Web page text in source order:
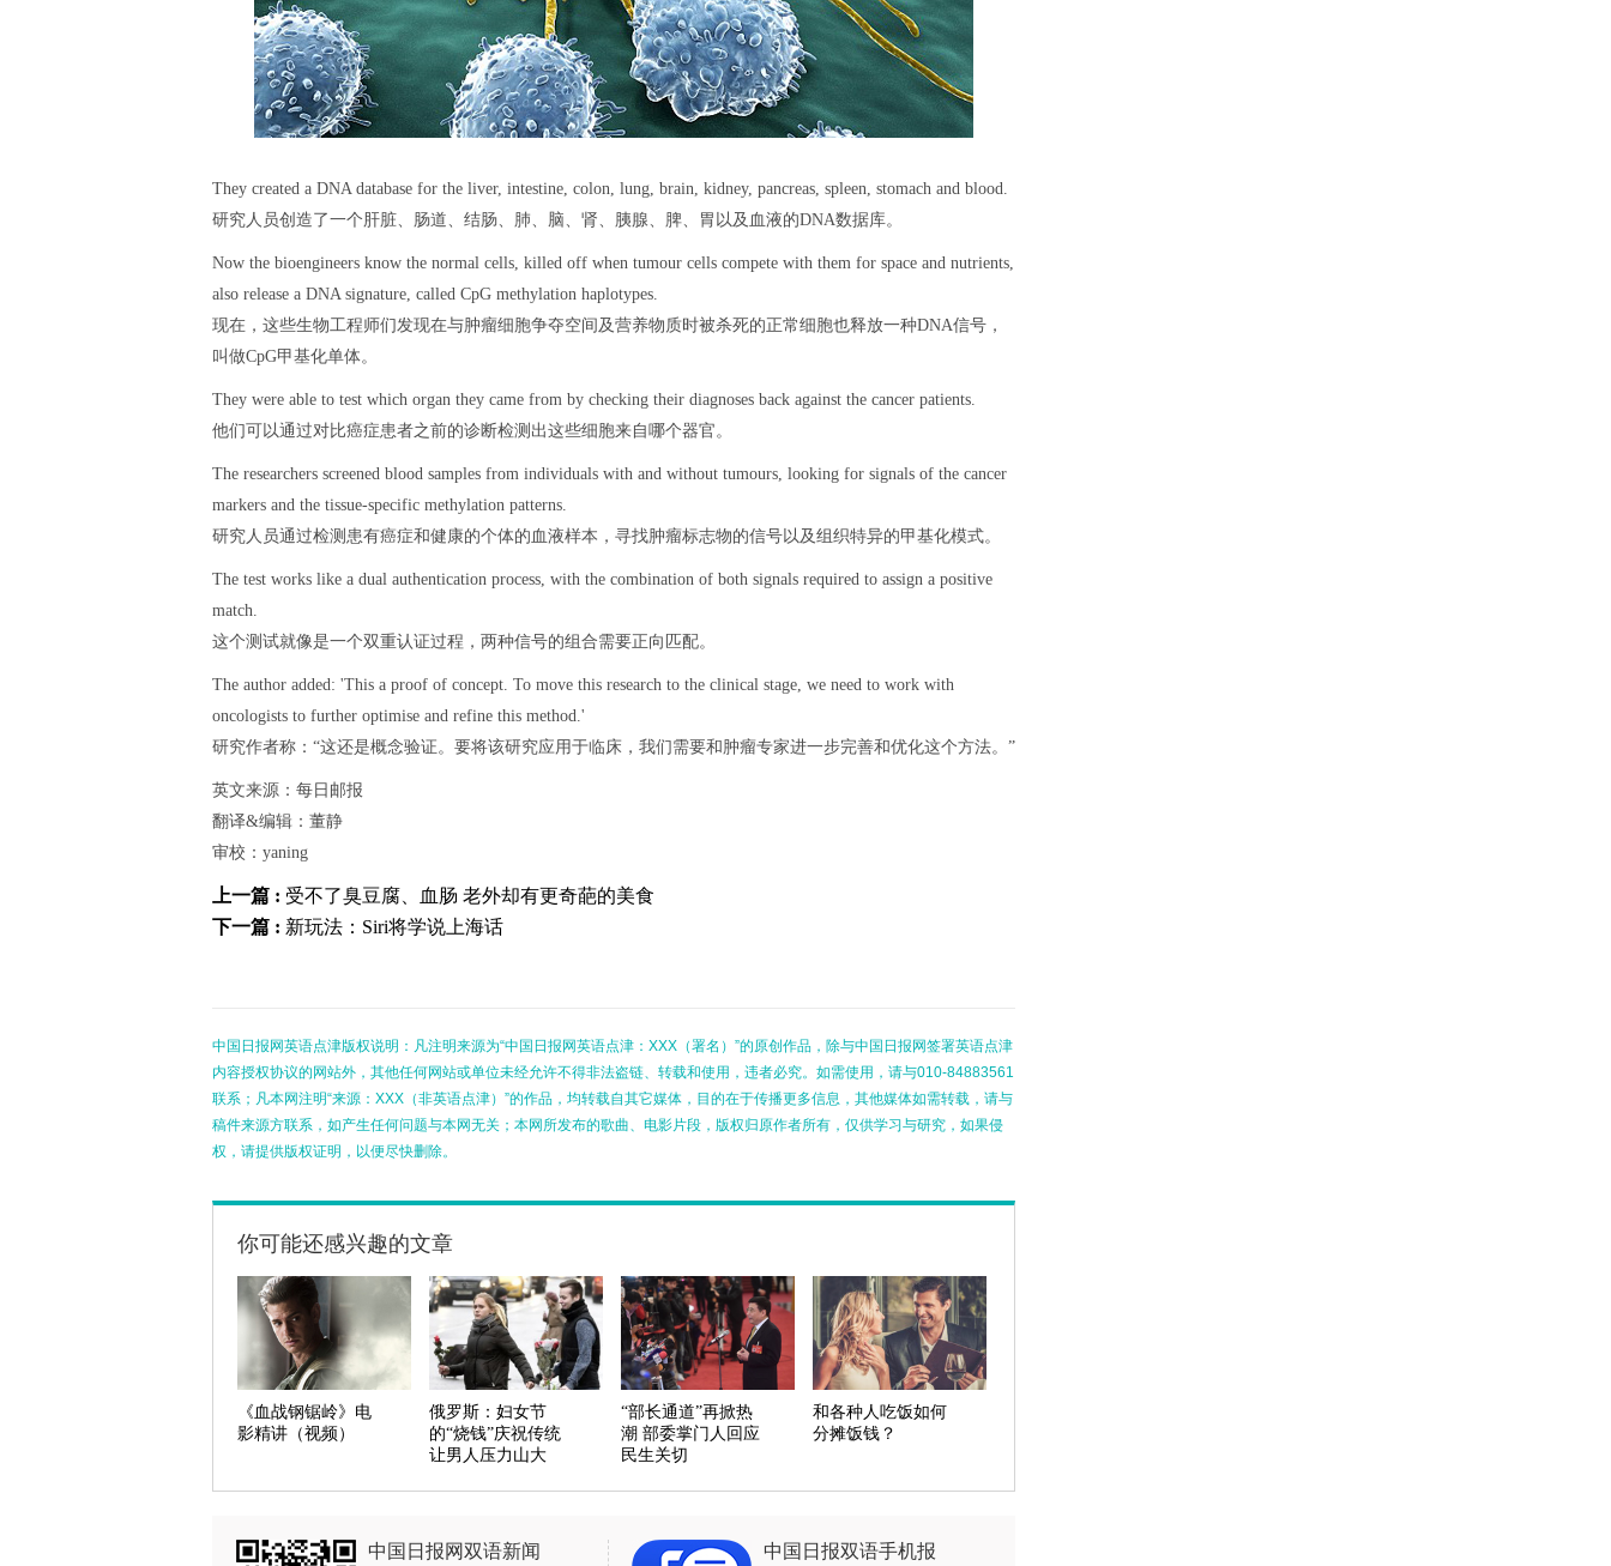
They created a DNA database for the liver, intestine, colon, lung, brain, kidney, pancreas, spleen, stomach and blood.
研究人员创造了一个肝脏、肠道、结肠、肺、脑、肾、胰腺、脾、胃以及血液的DNA数据库。
Now the bioengineers know the normal cells, killed off when tumour cells compete with them for space and nutrients,
also release a DNA signature, called CpG methylation haplotypes.
现在，这些生物工程师们发现在与肿瘤细胞争夺空间及营养物质时被杀死的正常细胞也释放一种DNA信号，
叫做CpG甲基化单体。
They were able to test which organ they came from by checking their diagnoses back against the cancer patients.
他们可以通过对比癌症患者之前的诊断检测出这些细胞来自哪个器官。
The researchers screened blood samples from individuals with and without tumours, looking for signals of the cancer
markers and the tissue-specific methylation patterns.
研究人员通过检测患有癌症和健康的个体的血液样本，寻找肿瘤标志物的信号以及组织特异的甲基化模式。
The test works like a dual authentication process, with the combination of both signals required to assign a positive
match.
这个测试就像是一个双重认证过程，两种信号的组合需要正向匹配。
The author added: 'This a proof of concept. To move this research to the clinical stage, we need to work with
oncologists to further optimise and refine this method.'
研究作者称：“这还是概念验证。要将该研究应用于临床，我们需要和肿瘤专家进一步完善和优化这个方法。”
英文来源：每日邮报
翻译&编辑：董静
审校：yaning
上一篇 : 受不了臭豆腐、血肠 老外却有更奇葩的美食
下一篇 : 新玩法：Siri将学说上海话
中国日报网英语点津版权说明：凡注明来源为“中国日报网英语点津：XXX（署名）”的原创作品，除与中国日报网签署英语点津
内容授权协议的网站外，其他任何网站或单位未经允许不得非法盗链、转载和使用，违者必究。如需使用，请与010-84883561
联系；凡本网注明“来源：XXX（非英语点津）”的作品，均转载自其它媒体，目的在于传播更多信息，其他媒体如需转载，请与
稿件来源方联系，如产生任何问题与本网无关；本网所发布的歌曲、电影片段，版权归原作者所有，仅供学习与研究，如果侵
权，请提供版权证明，以便尽快删除。
你可能还感兴趣的文章
《血战钢锯岭》电
影精讲（视频）
俄罗斯：妇女节
的“烧钱”庆祝传统
让男人压力山大
“部长通道”再掀热
潮 部委掌门人回应
民生关切
和各种人吃饭如何
分摊饭钱？
中国日报网双语新闻 中国日报双语手机报